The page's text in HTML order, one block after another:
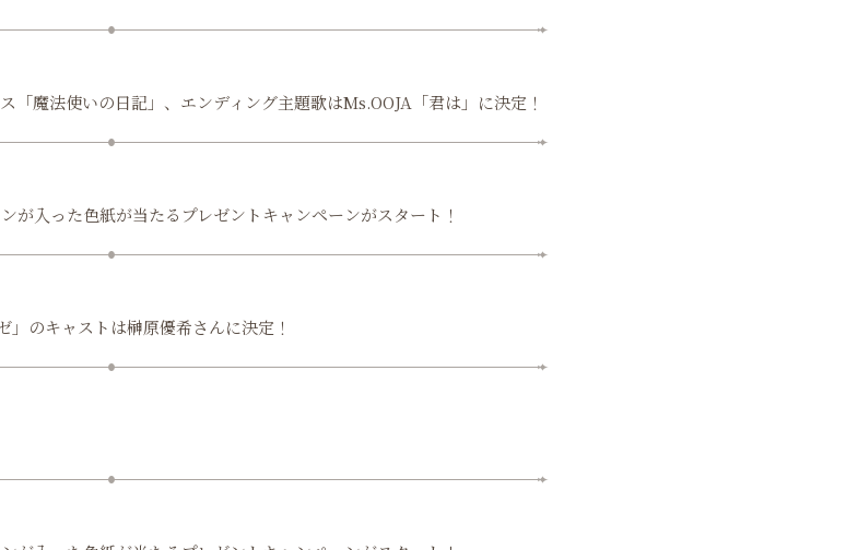
「魔法使いの日記」、エンディング主題歌はMs.OOJA「君は」に決定！
が入った色紙が当たるプレゼントキャンペーンがスタート！
のキャストは榊原優希さんに決定！